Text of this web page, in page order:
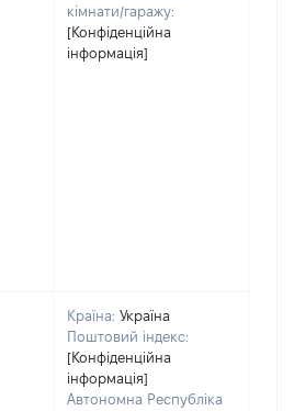
кімнати/гаражу:
[Конфіденційна
інформація]
Країна: Україна
Поштовий індекс:
[Конфіденційна
інформація]
Автономна Республіка